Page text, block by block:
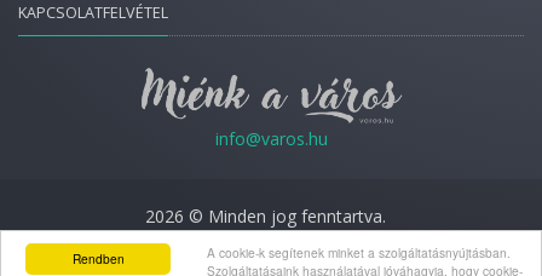
Rendben
A cookie-k segítenek minket a szolgáltatásnyújtásban.
Szolgáltatásaink használatával jóváhagyja, hogy cookie-
KAPCSOLATFELVÉTEL
info@varos.hu
2026 © Minden jog fenntartva.
Adatkezelési nyilatkozat